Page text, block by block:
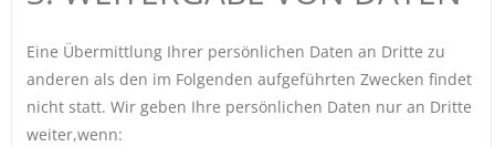
Eine Übermittlung Ihrer persönlichen Daten an Dritte zu
anderen als den im Folgenden aufgeführten Zwecken findet
nicht statt. Wir geben Ihre persönlichen Daten nur an Dritte
weiter,wenn: